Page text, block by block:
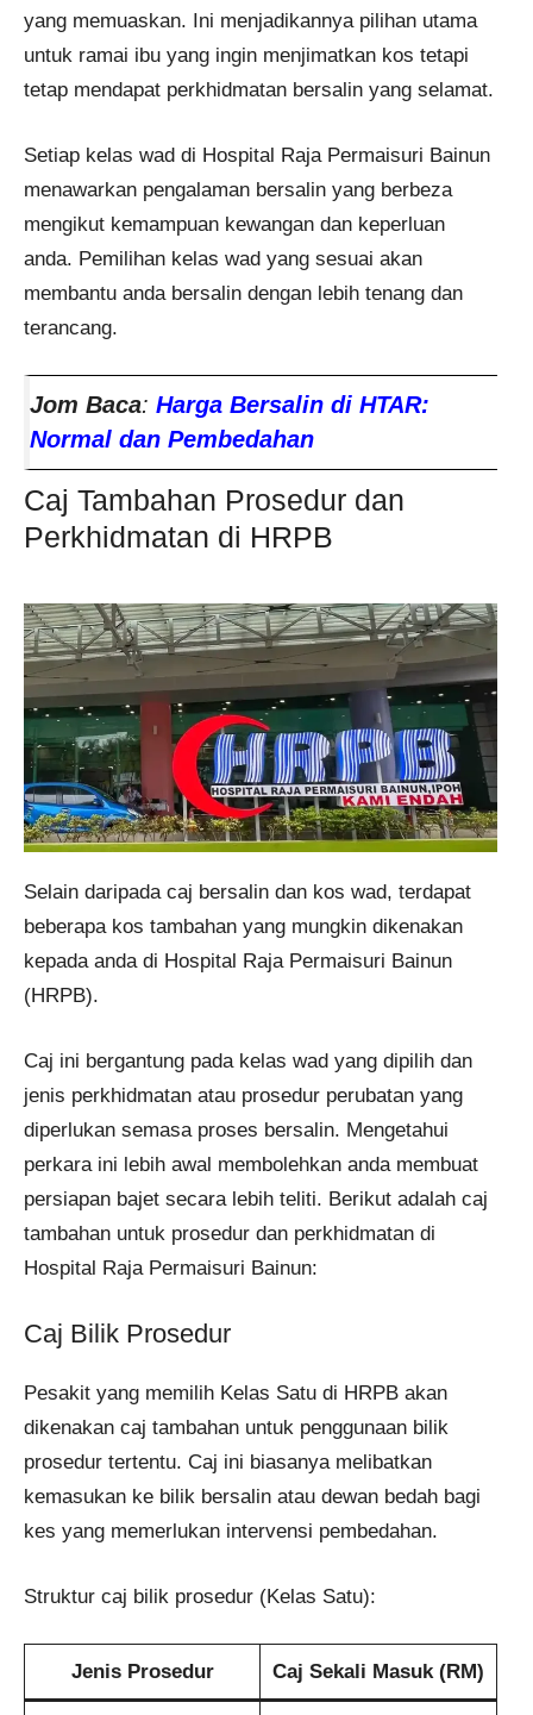
yang memuaskan. Ini menjadikannya pilihan utama
untuk ramai ibu yang ingin menjimatkan kos tetapi
tetap mendapat perkhidmatan bersalin yang selamat.
Setiap kelas wad di Hospital Raja Permaisuri Bainun
menawarkan pengalaman bersalin yang berbeza
mengikut kemampuan kewangan dan keperluan
anda. Pemilihan kelas wad yang sesuai akan
membantu anda bersalin dengan lebih tenang dan
terancang.
Jom Baca: Harga Bersalin di HTAR:
Normal dan Pembedahan
Caj Tambahan Prosedur dan
Perkhidmatan di HRPB
Selain daripada caj bersalin dan kos wad, terdapat
beberapa kos tambahan yang mungkin dikenakan
kepada anda di Hospital Raja Permaisuri Bainun
(HRPB).
Caj ini bergantung pada kelas wad yang dipilih dan
jenis perkhidmatan atau prosedur perubatan yang
diperlukan semasa proses bersalin. Mengetahui
perkara ini lebih awal membolehkan anda membuat
persiapan bajet secara lebih teliti. Berikut adalah caj
tambahan untuk prosedur dan perkhidmatan di
Hospital Raja Permaisuri Bainun:
Caj Bilik Prosedur
Pesakit yang memilih Kelas Satu di HRPB akan
dikenakan caj tambahan untuk penggunaan bilik
prosedur tertentu. Caj ini biasanya melibatkan
kemasukan ke bilik bersalin atau dewan bedah bagi
kes yang memerlukan intervensi pembedahan.
Struktur caj bilik prosedur (Kelas Satu):
Jenis Prosedur Caj Sekali Masuk (RM)